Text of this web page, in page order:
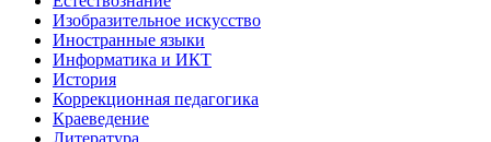
Изобразительное искусство
Иностранные языки
Информатика и ИКТ
История
Коррекционная педагогика
Краеведение
Литература